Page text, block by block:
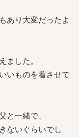
あり大変だったよ
ました。
いものを着させて
と一緒で、
ないぐらいでし